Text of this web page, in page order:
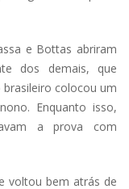
e Bottas abriram
dos demais, que
colocou um
Enquanto isso,
a prova com
voltou bem atrás de